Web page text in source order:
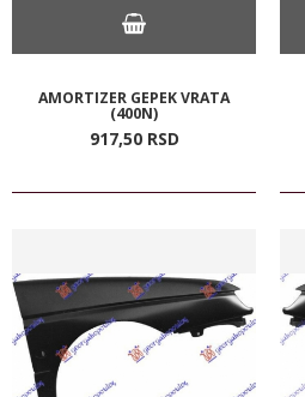
AMORTIZER GEPEK VRATA
(400N)
917,50 RSD